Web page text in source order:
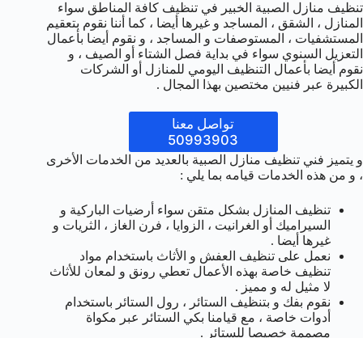
تنظيف منازل الصبية الخبير في تنظيف كافة المناطق سواء
المنازل ، الشقق ، المساجد و غيرها أيضا ، كما أننا نقوم بتعقيم
المستشفيات ، المستوصفات و المساجد ، و نقوم أيضا بأعمال
التعزيل السنوي سواء في بداية فصل الشتاء أو الصيف ، و
نقوم أيضا بأعمال التنظيف اليومي للمنازل أو الشركات
الكبيرة عبر فنيين مختصين بهذا المجال .
تواصل معنا
50993903
و يتميز فني تنظيف منازل الصبية بالعديد من الخدمات الأخرى
، و من هذه الخدمات قيامه بما يلي :
تنظيف المنازل بشكل متقن سواء أرضيات الباركية و
السيراميك أو الغرانيت ، الزوايا ، فرن الغاز ، الثريات و
غيرها أيضا .
نعمل على تنظيف العفش و الأثاث باستخدام مواد
تنظيف خاصة بهذه الأعمال تعطي رونق و لمعان للأثاث
لا مثيل له و مميز .
نقوم بفك و بتنظيف الستائر ، رول الستائر باستخدام
أدوات خاصة ، مع قيامنا بكي الستائر عبر مكواة
مصممة خصيصا للستائر .